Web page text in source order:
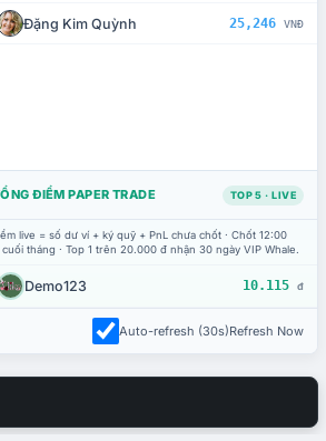
Đặng Kim Quỳnh 25,246 VNĐ
ĐIỂM PAPER TRADE TOP 5 · LIVE
live = số dư ví + ký quỹ + PnL chưa chốt · Chốt 12:00
tháng · Top 1 trên 20.000 đ nhận 30 ngày VIP Whale.
Demo123 10.115 đ
Auto-refresh (30s)Refresh Now